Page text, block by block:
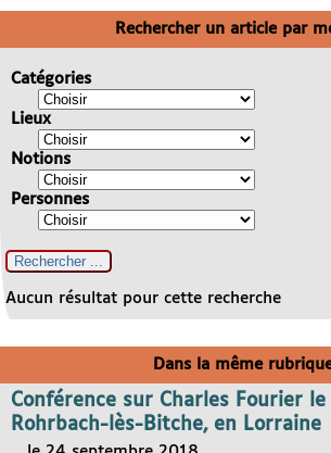
Rechercher un article par
Catégories
Lieux
Notions
Personnes
Aucun résultat pour cette recherche
Dans la même
Conférence sur Charles Fourier
Rohrbach-lès-Bitche, en Lorraine